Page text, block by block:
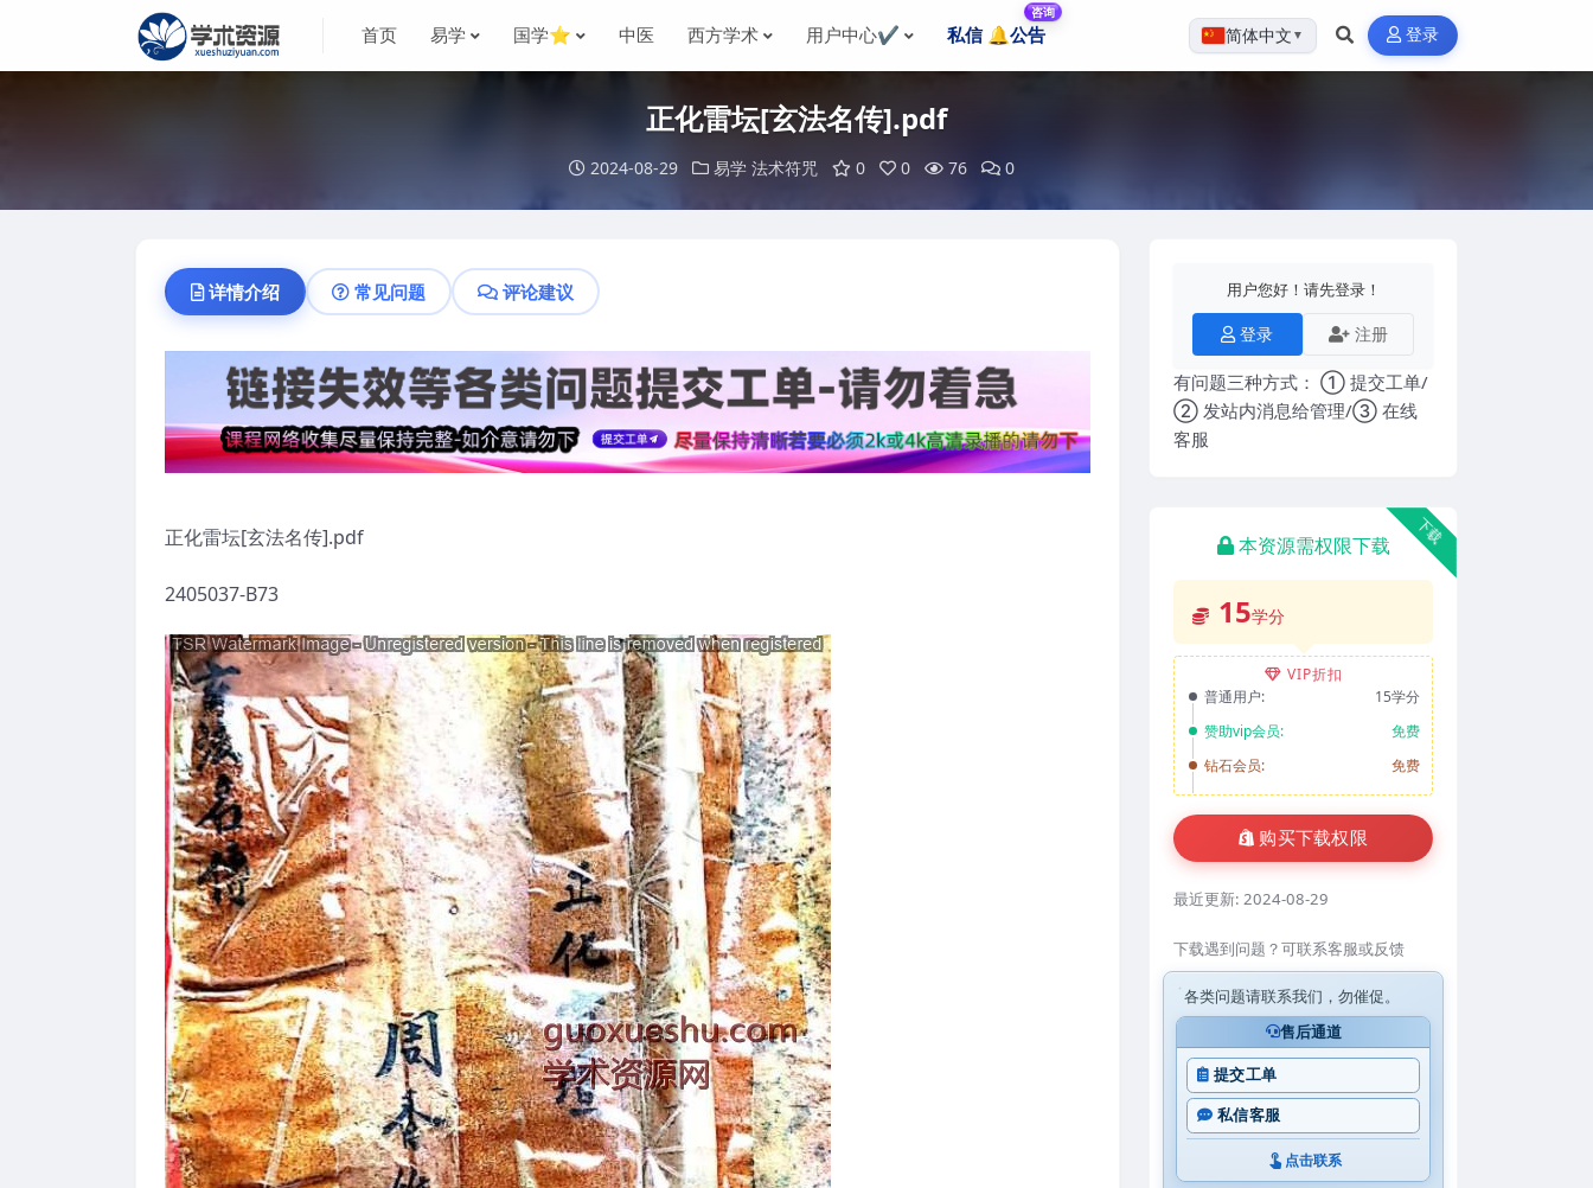
首页 易学 国学⭐ 中医 西方学术 用户中心✔️ 私信 🔔公告
咨询
简体中文 ▼ 登录
正化雷坛[玄法名传].pdf
2024-08-29 易学 法术符咒 0 0 76 0
详情介绍 常见问题 评论建议
正化雷坛[玄法名传].pdf
2405037-B73
用户您好！请先登录！
登录 注册
有问题三种方式： ① 提交工单/
② 发站内消息给管理/③ 在线
客服
下载
本资源需权限下载
15学分
VIP折扣
普通用户:
15学分
赞助vip会员:
免费
钻石会员:
免费
购买下载权限
最近更新: 2024-08-29
下载遇到问题？可联系客服或反馈
各类问题请联系我们，勿催促。
售后通道
提交工单
私信客服
点击联系